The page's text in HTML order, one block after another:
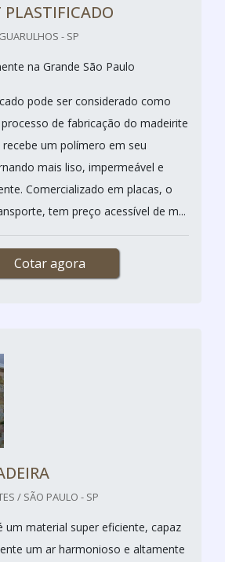
PLASTIFICADO
- SP
na Grande São Paulo
pode ser considerado como
de fabricação do madeirite
um polímero em seu
mais liso, impermeável e
Comercializado em placas, o
tem preço acessível de m...
Cotar agora
/ SÃO PAULO - SP
um material super eficiente, capaz
um ar harmonioso e altamente